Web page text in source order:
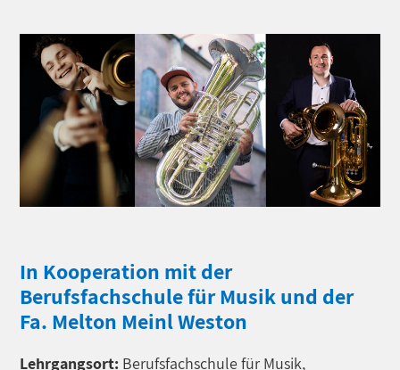
In Kooperation mit der
Berufsfachschule für Musik und der
Fa. Melton Meinl Weston
Lehrgangsort: Berufsfachschule für Musik,